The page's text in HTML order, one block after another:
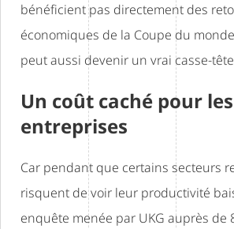
bénéficient pas directement des
économiques de la Coupe du
peut aussi devenir un vrai casse-
Un coût caché pour les
entreprises
Car pendant que certains secteurs
risquent de voir leur productivité
enquête menée par UKG auprès de